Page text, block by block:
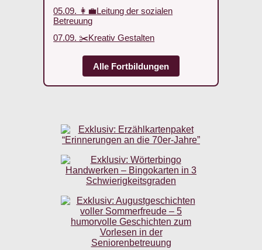
05.09. 👩‍💼Leitung der sozialen
Betreuung
07.09. ✂️Kreativ Gestalten
Alle Fortbildungen